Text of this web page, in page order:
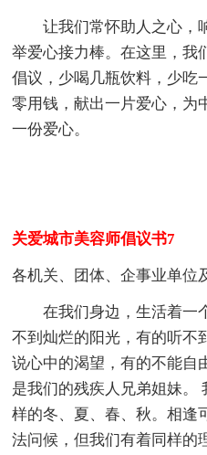
让我们常怀助人之心，
举爱心接力棒。在这里，我
倡议，少喝几瓶饮料，少吃
零用钱，献出一片爱心，为
一份爱心。
关爱城市美容师倡议书7
各机关、团体、企事业单位
在我们身边，生活着一
不到灿烂的阳光，有的听不
说心中的渴望，有的不能
是我们的残疾人兄弟姐妹。
样的冬、夏、春、秋。相逢
法问候，但我们有着同样的